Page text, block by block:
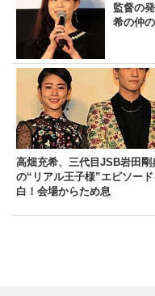
監督の
希の仲
高畑充希、三代目JSB岩田剛
の“リアル王子様”エピソー
白！会場からため息